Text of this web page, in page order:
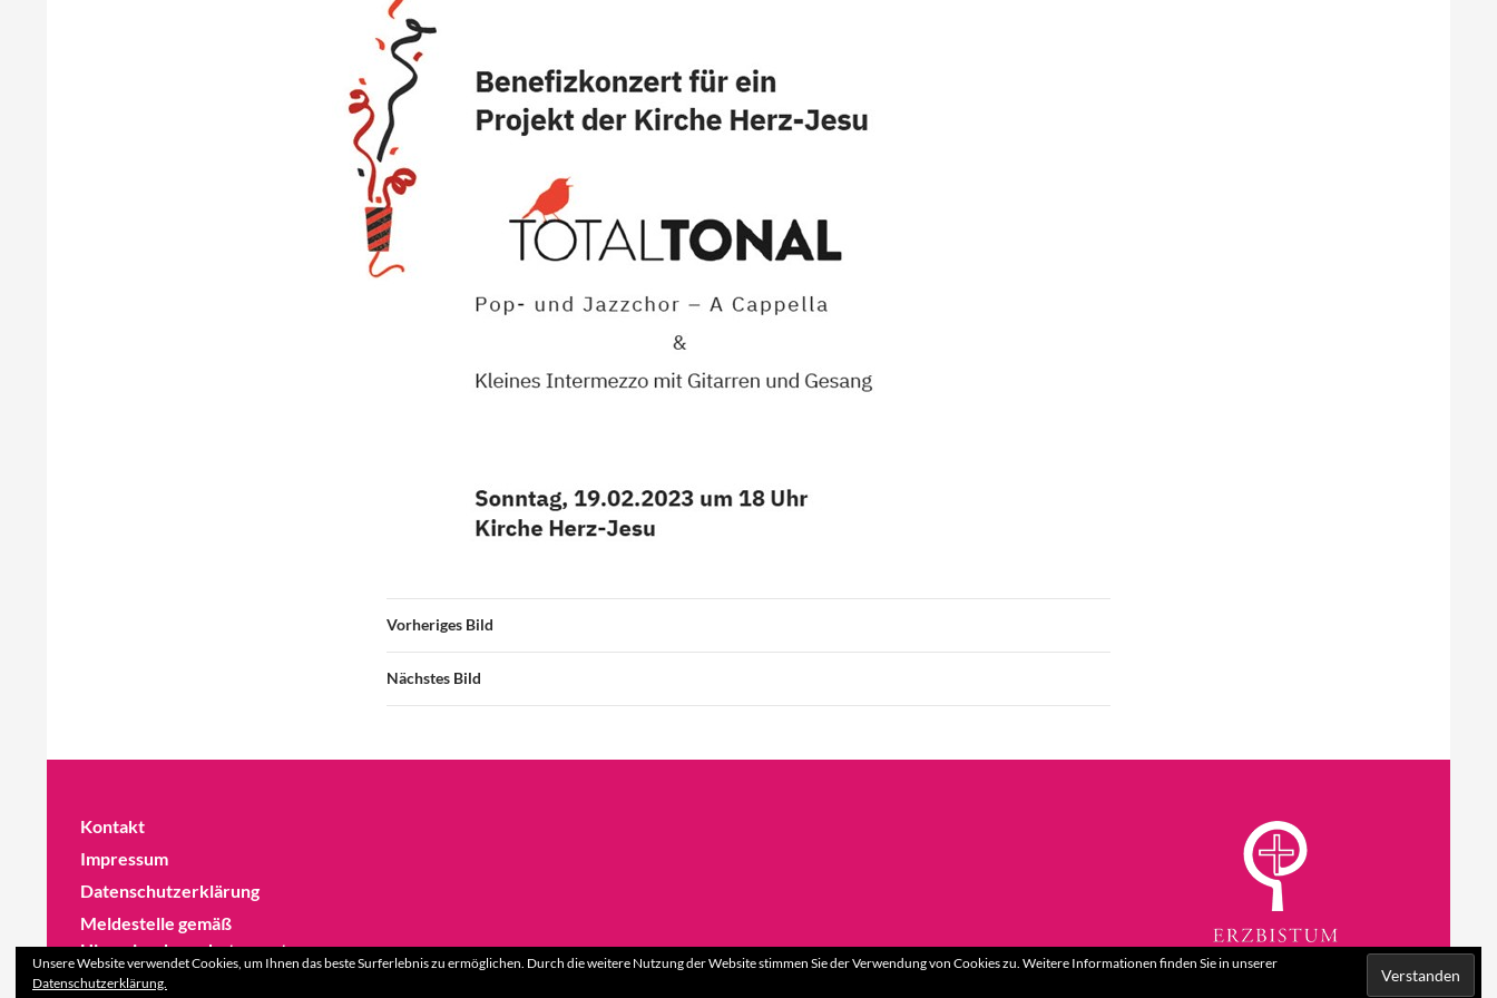
Vorheriges Bild
Nächstes Bild
Kontakt
Impressum
Datenschutzerklärung
Meldestelle gemäß
Hinweisgeberschutzgesetz
Unsere Website verwendet Cookies, um Ihnen das beste Surferlebnis zu ermöglichen. Durch die weitere Nutzung der Website stimmen Sie der Verwendung von Cookies zu. Weitere Informationen finden Sie in unserer
Datenschutzerklärung.